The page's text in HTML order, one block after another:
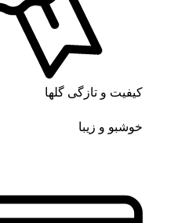
کیفیت و تازگی گلها
خوشبو و زیبا